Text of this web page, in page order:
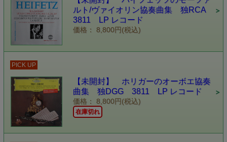
ルト/ヴァイオリン協奏曲集 独RCA
3811 LP レコード
価格： 8,800円(税込)
PICK UP
【未開封】 ホリガーのオーボエ協奏
曲集 独DGG 3811 LP レコード
価格： 8,800円(税込)
在庫切れ